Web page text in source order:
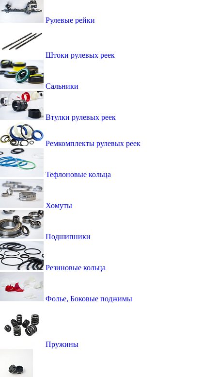
Рулевые рейки
Штоки рулевых реек
Сальники
Втулки рулевых реек
Ремкомплекты рулевых реек
Тефлоновые кольца
Хомуты
Подшипники
Резиновые кольца
Фолье, Боковые поджимы
Пружины